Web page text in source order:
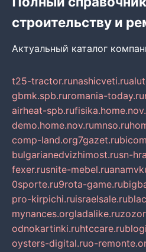
строительству и
Актуальный каталог
t25-tractor.runashicveti.ru
gbmk.spb.ruromania-today.ru
airheat-spb.ru
demo.home.nov.rumnso.ru
comp-land.org7gazet.ru
bulgarianedvizhimost.rusn-
fexer.rusnite-mebel.ru
0sporte.ru9rota-game.ru
pro-kirpichi.ruisraelsale.ru
mynances.orgladalike.ru
odnokartinki.ruhtccare.ru
oysters-digital.ruo-